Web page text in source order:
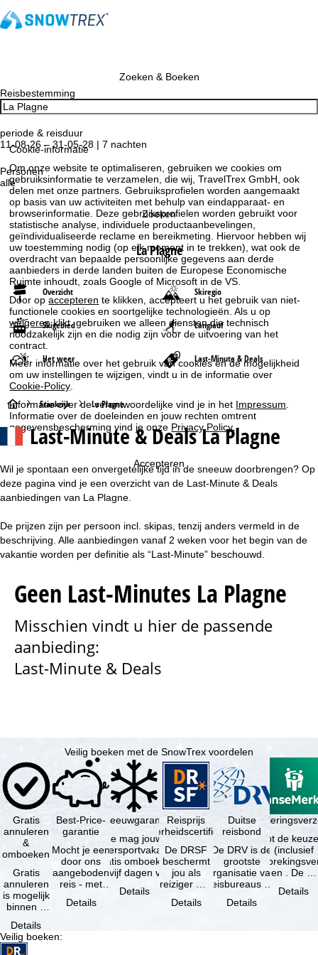
Cookie-informatie
Om onze website te optimaliseren, gebruiken we cookies om
gebruiksinformatie te verzamelen, die wij, TravelTrex GmbH, ook
delen met onze partners. Gebruiksprofielen worden aangemaakt
op basis van uw activiteiten met behulp van eindapparaat- en
browserinformatie. Deze gebruiksprofielen worden gebruikt voor
statistische analyse, individuele productaanbevelingen,
geïndividualiseerde reclame en bereikmeting. Hiervoor hebben wij
uw toestemming nodig (op elk moment in te trekken), wat ook de
overdracht van bepaalde persoonlijke gegevens aan derde
aanbieders in derde landen buiten de Europese Economische
Ruimte inhoudt, zoals Google of Microsoft in de VS.
Door opaccepteren te klikken, accepteert u het gebruik van niet-
functionele cookies en soortgelijke technologieën. Als u op
weigerenklikt, gebruiken we alleen diensten die technisch
noodzakelijk zijn en die nodig zijn voor de uitvoering van het
contract.
Meer informatie over het gebruik van cookies en de mogelijkheid
om uw instellingen te wijzigen, vindt u in de informatie over
Cookie-Policy
Informatie over de verantwoordelijke vind je in het Impressum
Informatie over de doeleinden en jouw rechten omtrent
gegevensbescherming vind je onze Privacy Policy .
Accepteren
Zoeken & Boeken
Reisbestemming
periode & reisduur
11-08-26 – 31-05-28 | 7 nachten
Personen
alle
Zoeken
La Plagne
Overzicht Skiregio
Skigebied Langlauf
Het weer Last-Minute & Deals
S
t
r
Frankrijk La Plagne
Last-Minute & Deals La Plagne
Wil je spontaan een onvergetelijke tijd in de sneeuw doorbrengen? Op
deze pagina vind je een overzicht van de Last-Minute & Deals
aanbiedingen van La Plagne.
De prijzen zijn per persoon incl. skipas, tenzij anders vermeld in de
beschrijving. Alle aanbiedingen vanaf 2 weken voor het begin van de
vakantie worden per definitie als “Last-Minute” beschouwd.
Geen Last-Minutes La Plagne
Misschien vindt u hier de passende
aanbieding:
Last-Minute & Deals
Veilig boeken met de SnowTrex voordelen
Gratis
annuleren
&
omboeken
Gratis
annuleren
is mogelijk
binnen 5
de
boeking,
als jouw
Details
Best-Price-
garantie
Mocht je een
door ons
aangeboden
reis - met
beschikbaarheid
Details
Sneeuwgarantie
Je mag jouw
wintersportvakantie
gratis omboeken
als vijf dagen voor
Details
Reisprijs
zekerheidscertificaat
De DRSF
beschermt
jou als
reiziger met
pakketreis
Details
Duitse
reisbond
De DRV is de
grootste
organisatie van
reisbureaus en
in Duitsland. …
Details
Je hebt de
(inclusief
en . De …
Details
Veilig boeken: